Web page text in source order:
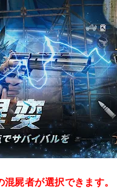
屍者が選択できます。